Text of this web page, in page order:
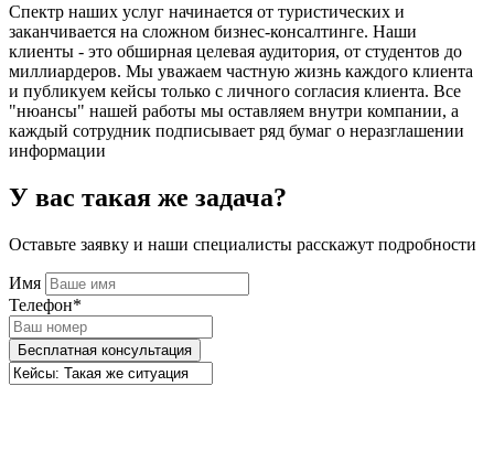
Спектр наших услуг начинается от туристических и
заканчивается на сложном бизнес-консалтинге. Наши
клиенты - это обширная целевая аудитория, от студентов до
миллиардеров. Мы уважаем частную жизнь каждого клиента
и публикуем кейсы только с личного согласия клиента. Все
"нюансы" нашей работы мы оставляем внутри компании, а
каждый сотрудник подписывает ряд бумаг о неразглашении
информации
У вас такая же задача?
Оставьте заявку и наши специалисты расскажут подробности
Имя
Телефон*
Бесплатная консультация